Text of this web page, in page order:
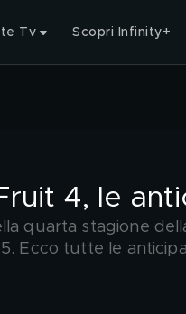
Tv Scopri Infinity+
4, le
quarta stagione
Ecco tutte le